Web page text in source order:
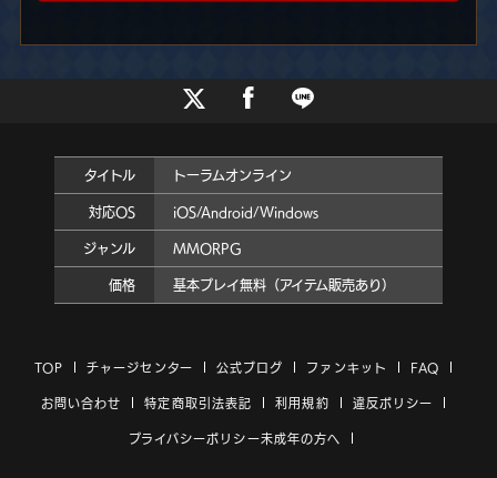
タイトル トーラムオンライン
対応OS iOS/Android/Windows
ジャンル MMORPG
価格 基本プレイ無料（アイテム販売あり）
TOP チャージセンター 公式ブログ ファンキット FAQ
お問い合わせ 特定商取引法表記 利用規約 違反ポリシー
プライバシーポリシー未成年の方へ